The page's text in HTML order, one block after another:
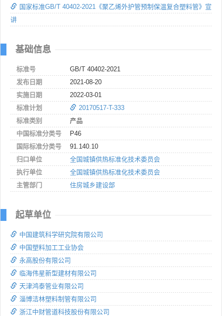
国家标准GB/T 40402-2021《聚乙烯外护管预制保温复合塑料管》宣
讲
基础信息
标准号
GB/T 40402-2021
发布日期
2021-08-20
实施日期
2022-03-01
标准计划
20170517-T-333
标准类别
产品
中国标准分类号
P46
国际标准分类号
91.140.10
归口单位
全国城镇供热标准化技术委员会
执行单位
全国城镇供热标准化技术委员会
主管部门
住房城乡建设部
起草单位
中国建筑科学研究院有限公司
中国塑料加工工业协会
永高股份有限公司
临海伟星新型建材有限公司
天津鸿泰管业有限公司
淄博洁林塑料制管有限公司
浙江中财管道科技股份有限公司